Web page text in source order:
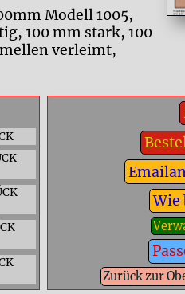
Modell 1005,
100 mm stark, 100
verleimt,
Wie
Zurück zur